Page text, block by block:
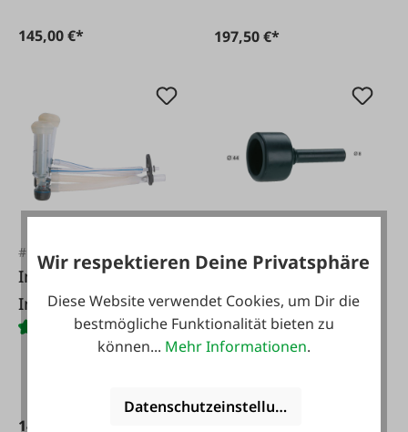
145,00 €* 197,50 €*
#FA9115
Interpuls Melkzeug
Interpuls Classic
ITP205
145,00 €*
#FA30333
Spühlbecher
Wir respektieren Deine Privatsphäre
Diese Website verwendet Cookies, um Dir die
bestmögliche Funktionalität bieten zu
können... Mehr Informationen.
Datenschutzeinstellungen